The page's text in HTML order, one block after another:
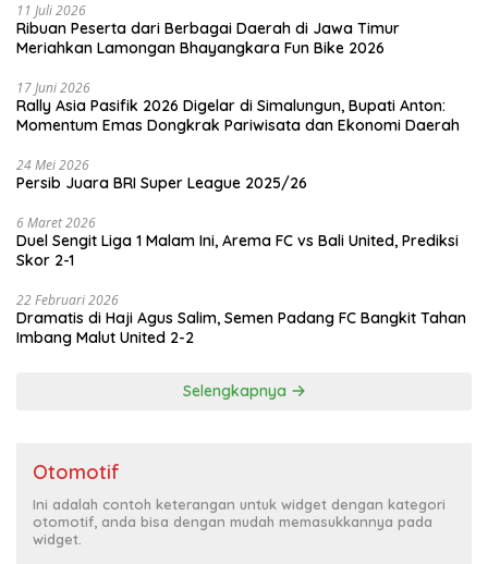
11 Juli 2026
Ribuan Peserta dari Berbagai Daerah di Jawa Timur
Meriahkan Lamongan Bhayangkara Fun Bike 2026
17 Juni 2026
Rally Asia Pasifik 2026 Digelar di Simalungun, Bupati Anton:
Momentum Emas Dongkrak Pariwisata dan Ekonomi Daerah
24 Mei 2026
Persib Juara BRI Super League 2025/26
6 Maret 2026
Duel Sengit Liga 1 Malam Ini, Arema FC vs Bali United, Prediksi
Skor 2-1
22 Februari 2026
Dramatis di Haji Agus Salim, Semen Padang FC Bangkit Tahan
Imbang Malut United 2-2
Selengkapnya
Otomotif
Ini adalah contoh keterangan untuk widget dengan kategori
otomotif, anda bisa dengan mudah memasukkannya pada
widget.